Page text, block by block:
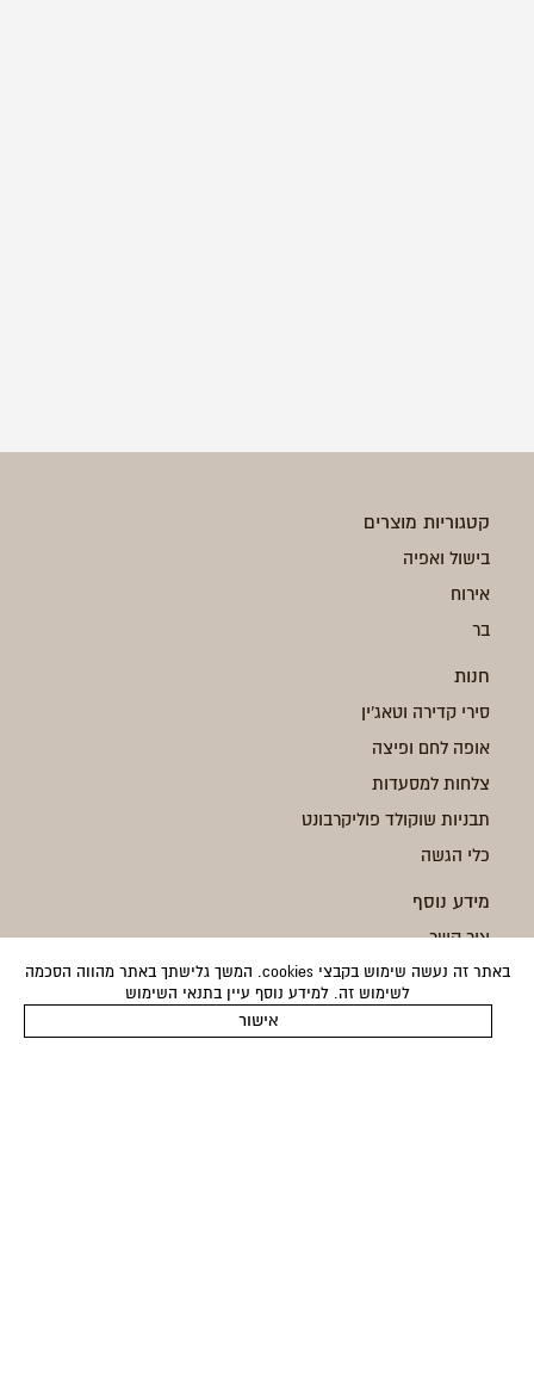
באתר זה נעשה שימוש בקבצי cookies. המשך גלישתך באתר מהווה הסכמה
לשימוש זה. למידע נוסף עיין בתנאי השימוש
אישור
קטגוריות מוצרים
בישול ואפיה
אירוח
בר
חנות
סירי קדירה וטאג'ין
אופה לחם ופיצה
צלחות למסעדות
תבניות שוקולד פוליקרבונט
כלי הגשה
מידע נוסף
צור קשר
מתנות
אודות
מותגים